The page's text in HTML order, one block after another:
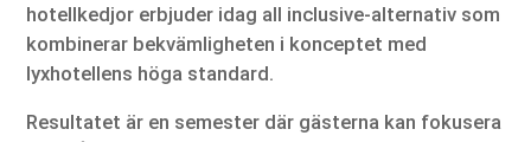
hotellkedjor erbjuder idag all inclusive-alternativ som
kombinerar bekvämligheten i konceptet med
lyxhotellens höga standard.
Resultatet är en semester där gästerna kan fokusera